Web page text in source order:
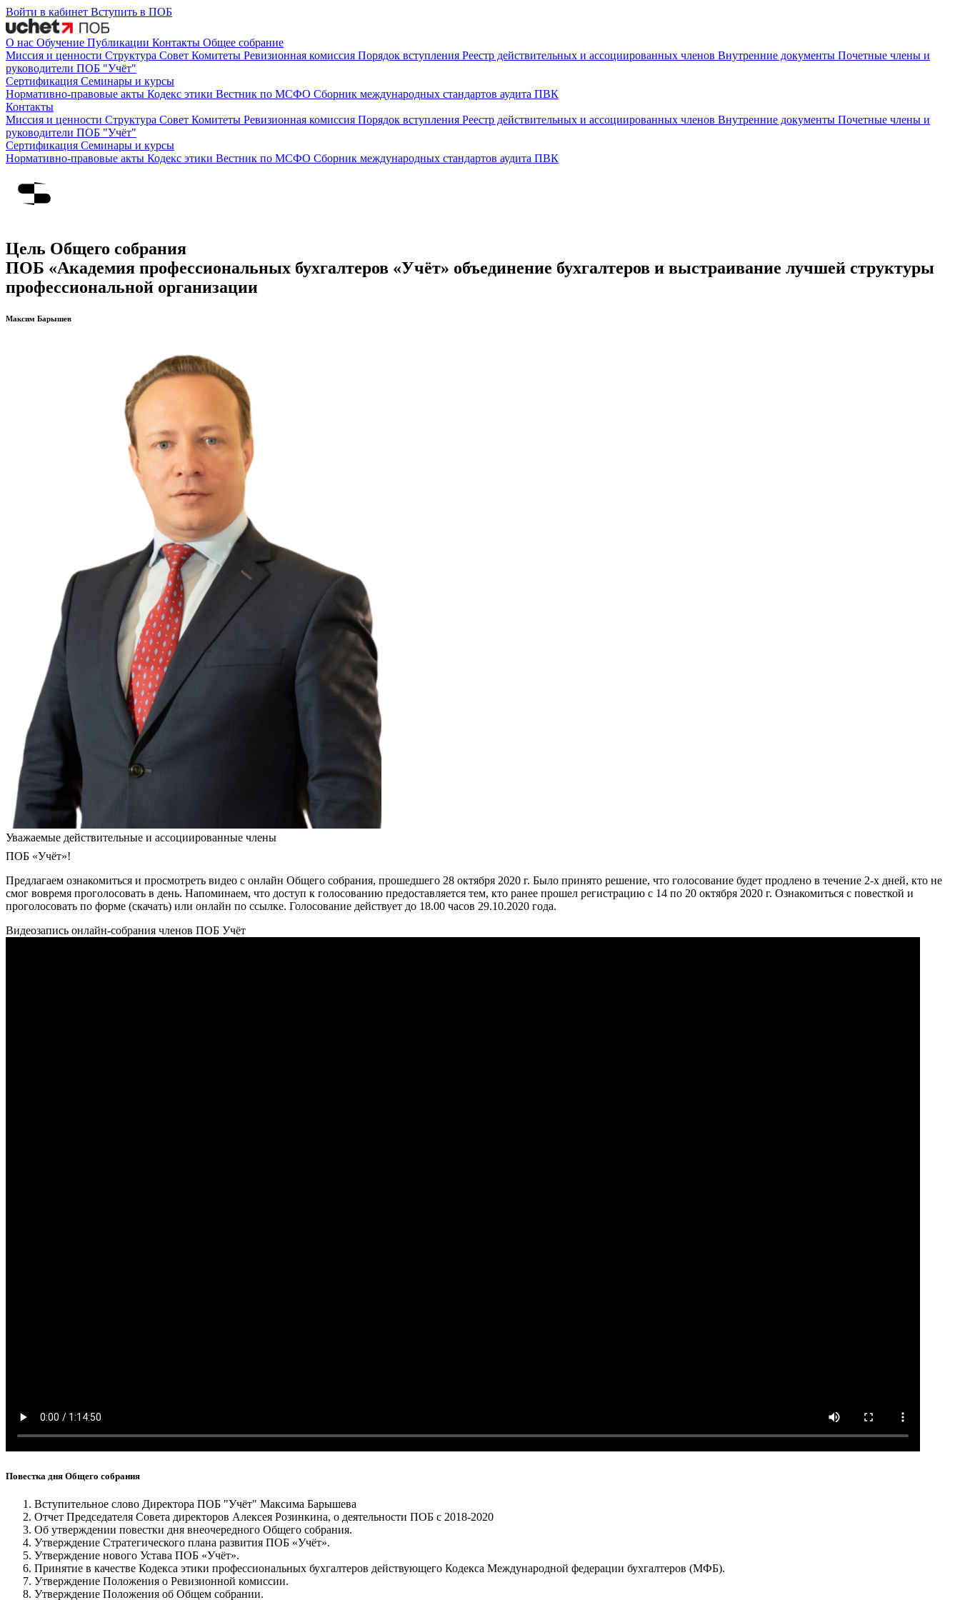
Войти в кабинет Вступить в ПОБ
О нас Обучение Публикации Контакты Общее собрание
Миссия и ценности Структура Совет Комитеты Ревизионная комиссия Порядок вступления Реестр действительных и ассоциированных членов Внутренние документы Почетные члены и
руководители ПОБ "Учёт"
Сертификация Семинары и курсы
Нормативно-правовые акты Кодекс этики Вестник по МСФО Сборник международных стандартов аудита ПВК
Контакты
Миссия и ценности Структура Совет Комитеты Ревизионная комиссия Порядок вступления Реестр действительных и ассоциированных членов Внутренние документы Почетные члены и
руководители ПОБ "Учёт"
Сертификация Семинары и курсы
Нормативно-правовые акты Кодекс этики Вестник по МСФО Сборник международных стандартов аудита ПВК
Цель Общего собрания
ПОБ «Академия профессиональных бухгалтеров «Учёт» объединение бухгалтеров и выстраивание лучшей структуры
профессиональной организации
Максим Барышев
Уважаемые действительные и ассоциированные члены
ПОБ «Учёт»!
Предлагаем ознакомиться и просмотреть видео с онлайн Общего собрания, прошедшего 28 октября 2020 г. Было принято решение, что голосование будет продлено в течение 2-х дней, кто не
смог вовремя проголосовать в день. Напоминаем, что доступ к голосованию предоставляется тем, кто ранее прошел регистрацию с 14 по 20 октября 2020 г. Ознакомиться с повесткой и
проголосовать по форме (скачать) или онлайн по ссылке. Голосование действует до 18.00 часов 29.10.2020 года.
Видеозапись онлайн-собрания членов ПОБ Учёт
Повестка дня Общего собрания
Вступительное слово Директора ПОБ "Учёт" Максима Барышева
Отчет Председателя Совета директоров Алексея Розинкина, о деятельности ПОБ с 2018-2020
Об утверждении повестки дня внеочередного Общего собрания.
Утверждение Стратегического плана развития ПОБ «Учёт».
Утверждение нового Устава ПОБ «Учёт».
Принятие в качестве Кодекса этики профессиональных бухгалтеров действующего Кодекса Международной федерации бухгалтеров (МФБ).
Утверждение Положения о Ревизионной комиссии.
Утверждение Положения об Общем собрании.